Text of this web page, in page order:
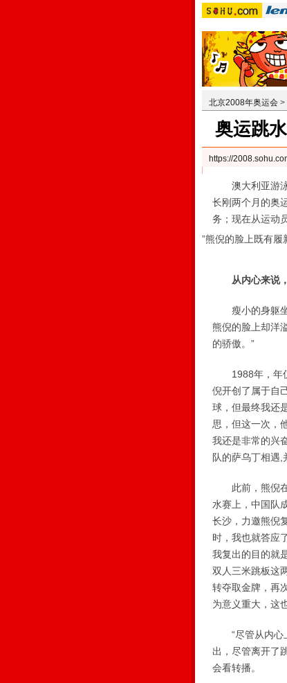
北京2008年奥运会 >
奥运跳
https://
澳大利亚游泳
长刚两个月的奥
务；现在从运动
”熊倪的脸上既有
从内心来说
瘦小的身躯坐
熊倪的脸上却洋
的骄傲。”
1988年，年仅
倪开创了属于自
球，但最终我还
思，但这一次，
我还是非常的兴
队的萨乌丁相遇,
此前，熊倪在
水赛上，中国队
长沙，力邀熊倪
时，我也就答应
我复出的目的就
双人三米跳板这
转夺取金牌，再
为意义重大，这
“尽管从内心上
出，尽管离开了
会看转播。